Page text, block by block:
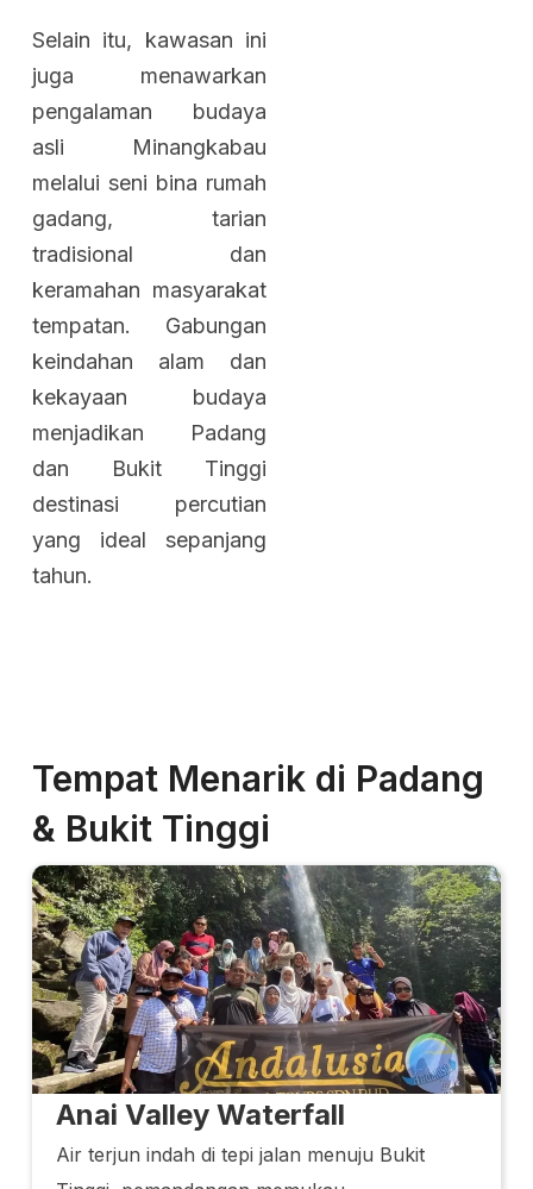
Selain itu, kawasan ini
juga menawarkan
pengalaman budaya
asli Minangkabau
melalui seni bina rumah
gadang, tarian
tradisional dan
keramahan masyarakat
tempatan. Gabungan
keindahan alam dan
kekayaan budaya
menjadikan Padang
dan Bukit Tinggi
destinasi percutian
yang ideal sepanjang
tahun.
Tempat Menarik di Padang
& Bukit Tinggi
Anai Valley Waterfall
Air terjun indah di tepi jalan menuju Bukit